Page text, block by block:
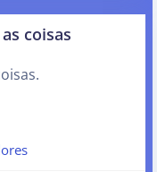
coisas